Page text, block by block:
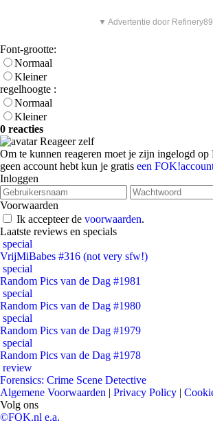
▼ Advertentie door Refinery89
Font-grootte:
Normaal
Kleiner
regelhoogte :
Normaal
Kleiner
0 reacties
Reageer zelf
Om te kunnen reageren moet je zijn ingelogd
geen account hebt kun je gratis een
Inloggen
Voorwaarden
Ik accepteer de voorwaarden.
Laatste reviews en specials
special
VrijMiBabes #316 (not very sfw!)
special
Random Pics van de Dag #1981
special
Random Pics van de Dag #1980
special
Random Pics van de Dag #1979
special
Random Pics van de Dag #1978
review
Forensics: Crime Scene Detective
Algemene Voorwaarden | Privacy Policy |
Volg ons
©FOK.nl e.a.